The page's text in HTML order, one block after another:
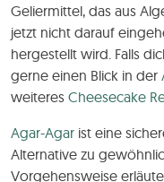
Geliermittel, das aus
jetzt nicht darauf
hergestellt wird. Falls
gerne einen Blick in der
weiteres Cheesecake
Agar-Agar ist eine
Alternative zu
Vorgehensweise